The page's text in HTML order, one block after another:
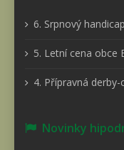
6. Srpnový handicap
5. Letní cena obce
4. Přípravná
Novinky